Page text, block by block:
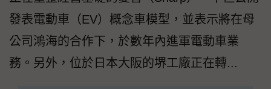
發表電動車（EV）概念車模型，並表示將在母
公司鴻海的合作下，於數年內進軍電動車業
務。另外，位於日本大阪的堺工廠正在轉...